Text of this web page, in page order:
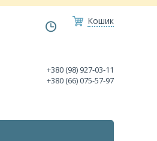
Кошик
+380 (98) 927-03-11
+380 (66) 075-57-97